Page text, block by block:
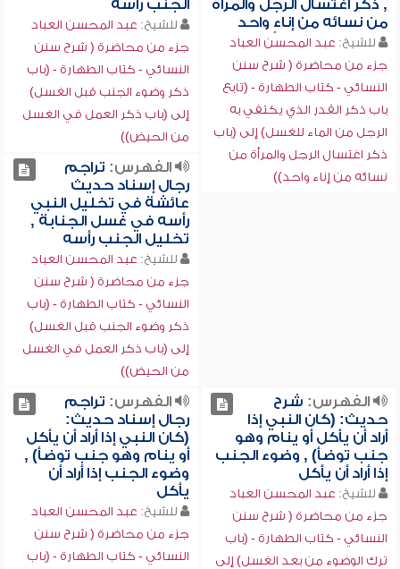
, ذكر اغتسال الرجل والمرأة
من نسائه من إناءٍ واحد
للشيخ: عبد المحسن العباد
جزء من محاضرة ( شرح سنن
النسائي - كتاب الطهارة - (تابع
باب ذكر القدر الذي يكتفي به
الرجل من الماء للغسل) إلى (باب
ذكر اغتسال الرجل والمرأة من
نسائه من إناء واحد))
الجنب رأسه
للشيخ: عبد المحسن العباد
جزء من محاضرة ( شرح سنن
النسائي - كتاب الطهارة - (باب
ذكر وضوء الجنب قبل الغسل)
إلى (باب ذكر العمل في الغسل
من الحيض))
الفهرس: تراجم
رجال إسناد حديث
عائشة في تخليل النبي
رأسه في غسل الجنابة ,
تخليل الجنب رأسه
للشيخ: عبد المحسن العباد
جزء من محاضرة ( شرح سنن
النسائي - كتاب الطهارة - (باب
ذكر وضوء الجنب قبل الغسل)
إلى (باب ذكر العمل في الغسل
من الحيض))
الفهرس: شرح
حديث: (كان النبي إذا
أراد أن يأكل أو ينام وهو
جنب توضأ) , وضوء الجنب
إذا أراد أن يأكل
للشيخ: عبد المحسن العباد
جزء من محاضرة ( شرح سنن
النسائي - كتاب الطهارة - (باب
ترك الوضوء من بعد الغسل) إلى
الفهرس: تراجم
رجال إسناد حديث:
(كان النبي إذا أراد أن يأكل
أو ينام وهو جنب توضأ) ,
وضوء الجنب إذا أراد أن
يأكل
للشيخ: عبد المحسن العباد
جزء من محاضرة ( شرح سنن
النسائي - كتاب الطهارة - (باب